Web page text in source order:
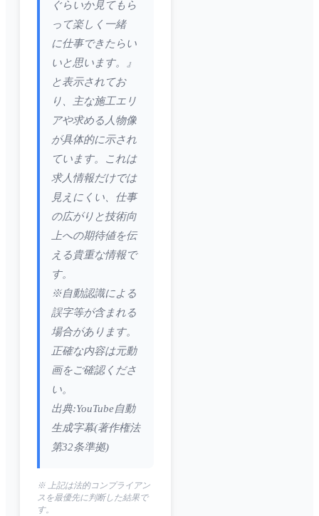
ぐらいか見てもら
って楽しく一緒
に仕事できたらい
いと思います。』
と表示されてお
り、主な施工エリ
アや求める人物像
が具体的に示され
ています。これは
求人情報だけでは
見えにくい、仕事
の広がりと技術向
上への期待値を伝
える貴重な情報で
す。
※自動認識による
誤字等が含まれる
場合があります。
正確な内容は元動
画をご確認くださ
い。
出典:YouTube自動
生成字幕(著作権法
第32条準拠)
※ 上記は法的コンプライアン
スを最優先に判断した結果で
す。